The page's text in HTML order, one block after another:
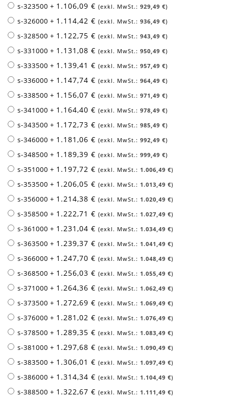
s-323500+ 1.106,09 € 929,49 €
s-326000+ 1.114,42 € 936,49 €
s-328500+ 1.122,75 € 943,49 €
s-331000+ 1.131,08 € 950,49 €
s-333500+ 1.139,41 € 957,49 €
s-336000+ 1.147,74 € 964,49 €
s-338500+ 1.156,07 € 971,49 €
s-341000+ 1.164,40 € 978,49 €
s-343500+ 1.172,73 € 985,49 €
s-346000+ 1.181,06 € 992,49 €
s-348500+ 1.189,39 € 999,49 €
s-351000+ 1.197,72 € 1.006,49 €
s-353500+ 1.206,05 € 1.013,49 €
s-356000+ 1.214,38 € 1.020,49 €
s-358500+ 1.222,71 € 1.027,49 €
s-361000+ 1.231,04 € 1.034,49 €
s-363500+ 1.239,37 € 1.041,49 €
s-366000+ 1.247,70 € 1.048,49 €
s-368500+ 1.256,03 € 1.055,49 €
s-371000+ 1.264,36 € 1.062,49 €
s-373500+ 1.272,69 € 1.069,49 €
s-376000+ 1.281,02 € 1.076,49 €
s-378500+ 1.289,35 € 1.083,49 €
s-381000+ 1.297,68 € 1.090,49 €
s-383500+ 1.306,01 € 1.097,49 €
s-386000+ 1.314,34 € 1.104,49 €
s-388500+ 1.322,67 € 1.111,49 €